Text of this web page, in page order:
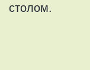
столом.